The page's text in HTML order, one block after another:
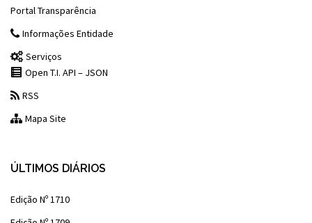
Portal Transparência
Informações Entidade
Serviços
Open T.I. API – JSON
RSS
Mapa Site
ÚLTIMOS DIÁRIOS
Edição Nº 1710